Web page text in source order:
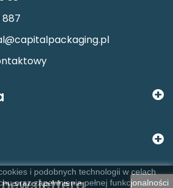
i podobnych technologii w celach
oraz zapewnienia pełnej funkcjonalności